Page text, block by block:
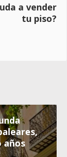
a vender
tu piso?
años